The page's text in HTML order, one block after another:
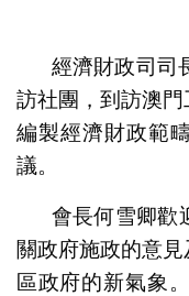
經濟財政司司
訪社團，到訪澳
編製經濟財政範
議。
會長何雪卿歡
關政府施政的意
區政府的新氣象